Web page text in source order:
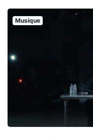
Musique